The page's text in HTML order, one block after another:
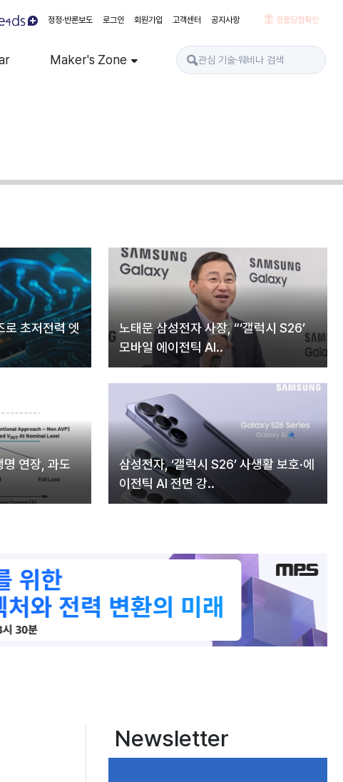
정정·반론보도 로그인 회원가입 고객센터 공지사항 경품당첨확인
Maker's Zone
초저전력 엣
연장, 과도
노태문 삼성전자 사장, “‘갤럭시 S26’
모바일 에이전틱 AI..
삼성전자, ‘갤럭시 S26’ 사생활 보호·에
이전틱 AI 전면 강..
Newsletter